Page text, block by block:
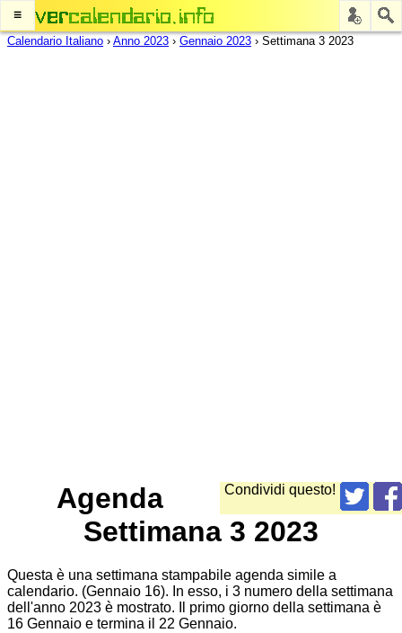
≡
Calendario Italiano › Anno 2023 › Gennaio 2023 › Settimana 3 2023
Condividi questo!
Agenda
Settimana 3 2023
Questa è una settimana stampabile agenda simile a
calendario. (Gennaio 16). In esso, i 3 numero della settimana
dell'anno 2023 è mostrato. Il primo giorno della settimana è
16 Gennaio e termina il 22 Gennaio.